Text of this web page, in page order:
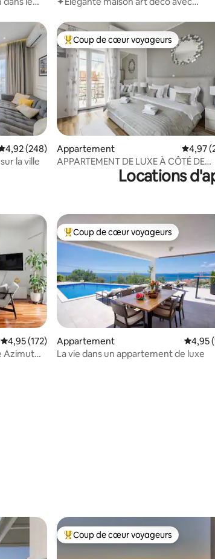
moyenne sur la base de 248
4,92 (248)
la ville
Coups de cœur voyageurs les plus
Coup de cœur voyageurs
Appartement
4,97
APPARTEMENT DE LUXE À CÔTÉ DE
DIOCELTIANS PALACE-CENTER
Locations
appréciés
Évaluation moyenne sur la base de 172
4,95 (172)
Azimut
Coups de cœur voyageurs les plus
Coup de cœur voyageurs
Appartement
4,95
La vie dans un appartement de luxe
Coups de cœur voyageurs les plus
Coup de cœur voyageurs